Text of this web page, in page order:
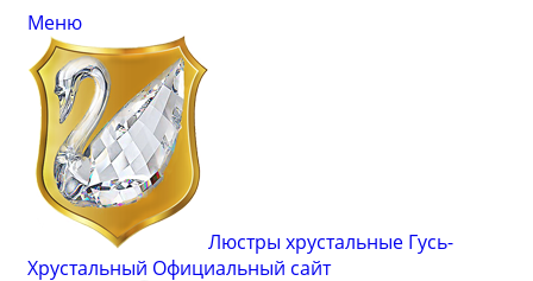
Меню
Люстры хрустальные Гусь-
Хрустальный Официальный сайт